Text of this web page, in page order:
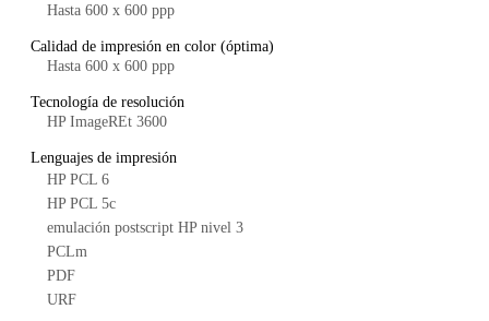
Hasta 600 x 600 ppp
Calidad de impresión en color (óptima)
Hasta 600 x 600 ppp
Tecnología de resolución
HP ImageREt 3600
Lenguajes de impresión
HP PCL 6
HP PCL 5c
emulación postscript HP nivel 3
PCLm
PDF
URF